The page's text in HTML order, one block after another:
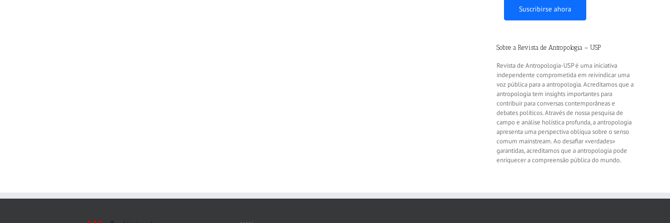
Suscribirse ahora
Sobre a Revista de Antropologia – USP
Revista de Antropologia-USP é uma iniciativa
independente comprometida em reivindicar uma
voz pública para a antropologia. Acreditamos que a
antropologia tem insights importantes para
contribuir para conversas contemporâneas e
debates políticos. Através de nossa pesquisa de
campo e análise holística profunda, a antropologia
apresenta uma perspectiva oblíqua sobre o senso
comum mainstream. Ao desafiar «verdades»
garantidas, acreditamos que a antropologia pode
enriquecer a compreensão pública do mundo.